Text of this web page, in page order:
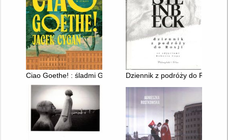
Ciao Goethe! : śladmi Goethego w ItaliiDziennik z podróży do Rosji